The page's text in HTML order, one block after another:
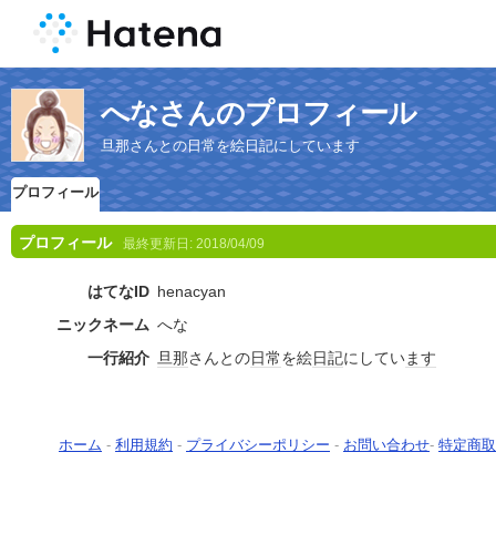
へなさんのプロフィール
旦那さんとの日常を絵日記にしています
プロフィール
プロフィール 最終更新日: 2018/04/09
はてなID henacyan
ニックネーム へな
一行紹介 旦那さんとの日常を絵日記にしています
ホーム - 利用規約 - プライバシーポリシー - お問い合わせ- 特定商